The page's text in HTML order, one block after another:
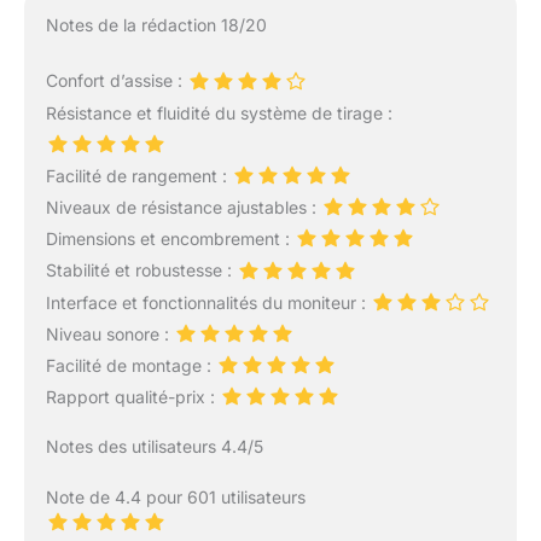
NIVEAUX POUR TOUTES
à ses 16 niveaux de
résistance magnétique,
le rameur musculation
grande flexibilité
d'entraînement. Ajustez
facilement l’intensité de
vos séances pour un
travail musculaire
complet ou des
exercices cardio, que
vous soyez débutant ou
sportif expérimenté. Le
système magnétique
fluide entre les niveaux,
mouvement doux et
rigoureux et nous
MERACH deviendra votre
partenaire fitness de
confiance, vous aidant à
plus sain. APP MERACH
exclusive pour un
entraînement intelligent:
Connectez-vous à
l'application MERACH via
Bluetooth pour suivre en
temps réel vos données
d'aviron, votre
progression et les
calories brûlées, et créer
d'entraînement
L'application propose
Notes de la rédaction 18/20
Confort d’assise :
Résistance et fluidité du système de tirage :
Facilité de rangement :
Niveaux de résistance ajustables :
Dimensions et encombrement :
Stabilité et robustesse :
Interface et fonctionnalités du moniteur :
Niveau sonore :
Facilité de montage :
Rapport qualité-prix :
Notes des utilisateurs 4.4/5
Note de 4.4 pour 601 utilisateurs